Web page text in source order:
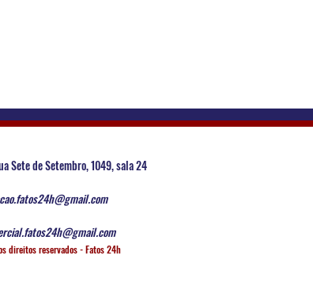
Sete de Setembro, 1049, sala 24
direitos reservados - Fatos 24h